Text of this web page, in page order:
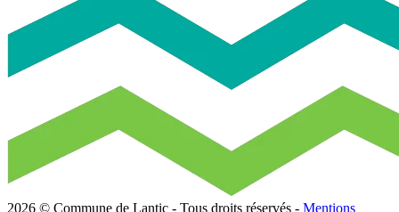
2026 © Commune de Lantic - Tous droits réservés - Mentions